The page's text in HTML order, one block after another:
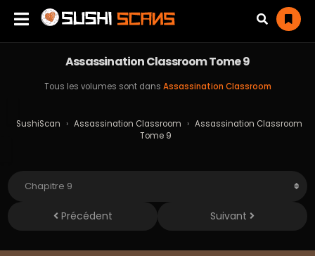
Assassination Classroom Tome 9
Tous les volumes sont dans Assassination Classroom
SushiScan › Assassination Classroom › Assassination Classroom
Tome 9
Précédent Suivant